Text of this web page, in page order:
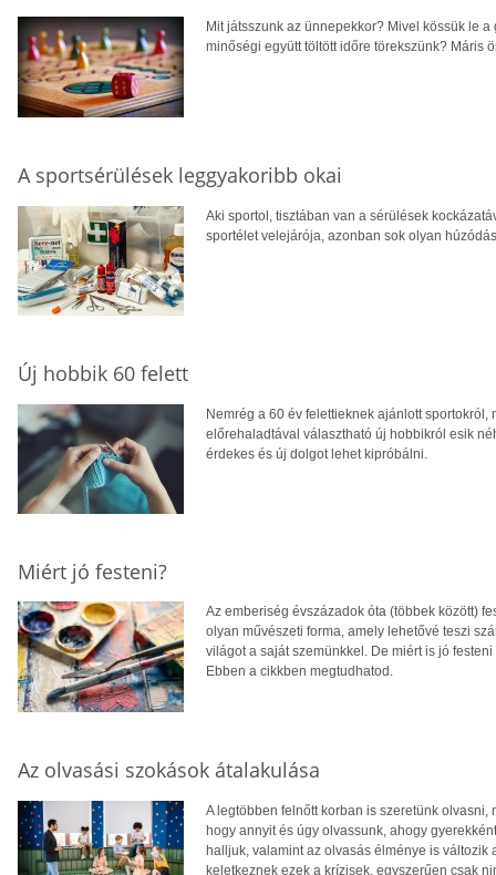
Mit játsszunk az ünnepekkor? Mivel kössük le
minőségi együtt töltött időre törekszünk? Máris
A sportsérülések leggyakoribb okai
Aki sportol, tisztában van a sérülések
sportélet velejárója, azonban sok olyan
Új hobbik 60 felett
Nemrég a 60 év felettieknek ajánlott
előrehaladtával választható új hobbikról esik
érdekes és új dolgot lehet kipróbálni.
Miért jó festeni?
Az emberiség évszázadok óta (többek között)
olyan művészeti forma, amely lehetővé teszi
világot a saját szemünkkel. De miért is jó
Ebben a cikkben megtudhatod.
Az olvasási szokások átalakulása
A legtöbben felnőtt korban is szeretünk
hogy annyit és úgy olvassunk, ahogy
halljuk, valamint az olvasás élménye is
keletkeznek ezek a krízisek, egyszerűen csak